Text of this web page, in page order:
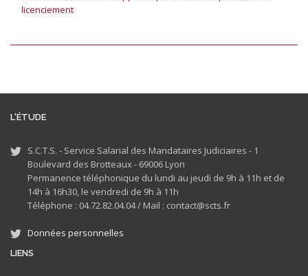
licenciement
L'ÉTUDE
S.C.T.S. - Service Salarial des Mandataires Judiciaires - 1
Boulevard des Brotteaux - 69006 Lyon
Permanence téléphonique du lundi au jeudi de 9h à 11h et de
14h à 16h30, le vendredi de 9h à 11h
Téléphone : 04.72.82.04.04 / Mail : contact@scts.fr
Données personnelles
LIENS